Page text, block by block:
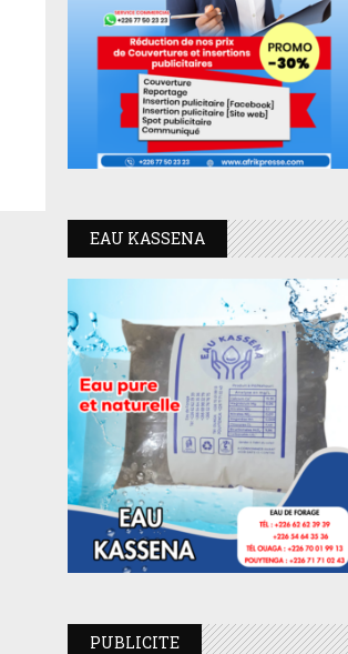
EAU KASSENA
PUBLICITE